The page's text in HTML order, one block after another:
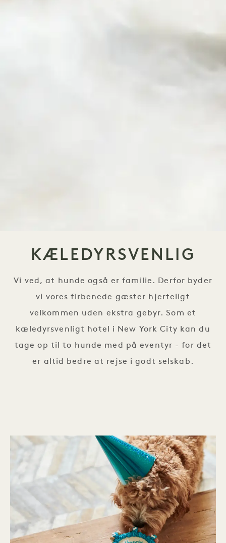
KÆLEDYRSVENLIG
Vi ved, at hunde også er familie. Derfor byder
vi vores firbenede gæster hjerteligt
velkommen uden ekstra gebyr. Som et
kæledyrsvenligt hotel i New York City kan du
tage op til to hunde med på eventyr - for det
er altid bedre at rejse i godt selskab.